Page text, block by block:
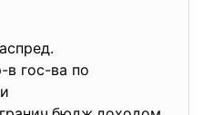
в гос-ва по